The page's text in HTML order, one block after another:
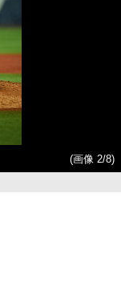
(画像 2/8)